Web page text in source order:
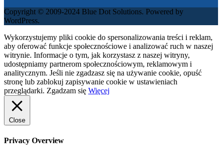
Copyright © 2009-2024 Blue Dot Solutions. Powered by
WordPress.
Wykorzystujemy pliki cookie do spersonalizowania treści i reklam,
aby oferować funkcje społecznościowe i analizować ruch w naszej
witrynie. Informacje o tym, jak korzystasz z naszej witryny,
udostępniamy partnerom społecznościowym, reklamowym i
analitycznym. Jeśli nie zgadzasz się na używanie cookie, opuść
stronę lub zablokuj zapisywanie cookie w ustawieniach
przeglądarki. Zgadzam się Więcej
Close
Privacy Overview